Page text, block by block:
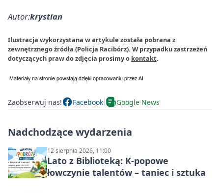
Autor:krystian
Ilustracja wykorzystana w artykule została pobrana z
zewnętrznego źródła (Policja Racibórz). W przypadku zastrzeżeń
dotyczących praw do zdjęcia prosimy o kontakt.
Zaobserwuj nas! Facebook Google News
Nadchodzące wydarzenia
12 sierpnia 2026, 11:00
Lato z Biblioteką: K-popowe
łowczynie talentów – taniec i sztuka